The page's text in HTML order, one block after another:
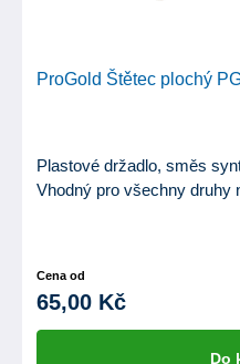
ProGold Štětec plochý
Plastové držadlo, směs
Vhodný pro všechny druhy
Cena od
65,00 Kč
Do